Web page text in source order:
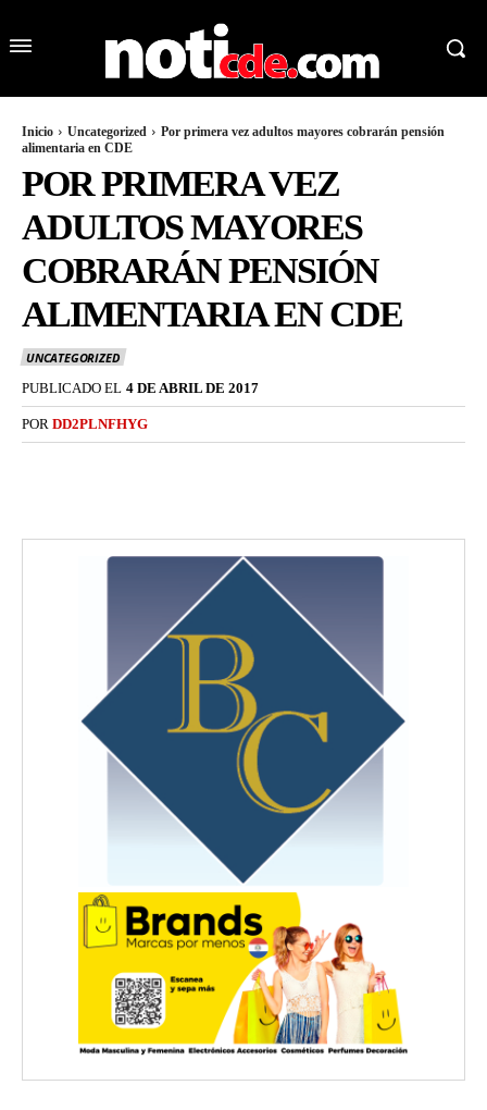
Inicio Uncategorized
Por primera vez adultos mayores cobrarán pensión
alimentaria en CDE
POR PRIMERA VEZ
ADULTOS MAYORES
COBRARÁN PENSIÓN
ALIMENTARIA EN CDE
UNCATEGORIZED
PUBLICADO EL 4 DE ABRIL DE 2017
POR DD2PLNFHYG